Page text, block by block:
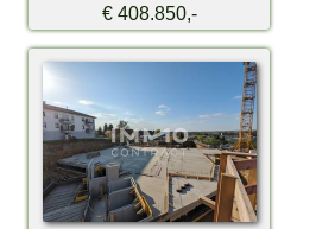
€ 408.850,-